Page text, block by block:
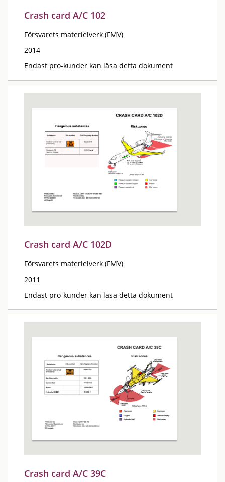
Crash card A/C 102
Försvarets materielverk (FMV)
2014
Endast pro-kunder kan läsa detta dokument
Crash card A/C 102D
Försvarets materielverk (FMV)
2011
Endast pro-kunder kan läsa detta dokument
Crash card A/C 39C